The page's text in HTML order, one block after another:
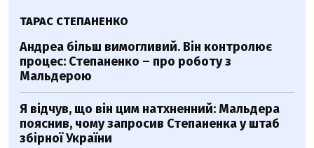
ТАРАС СТЕПАНЕНКО
Андреа більш вимогливий. Він контролює
процес: Степаненко – про роботу з
Мальдерою
Я відчув, що він цим натхненний: Мальдера
пояснив, чому запросив Степаненка у штаб
збірної України